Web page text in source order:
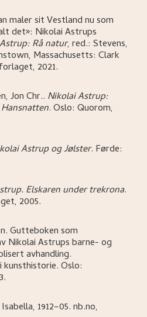
maler sit Vestland nu som
det»: Nikolai Astrups
Rå natur, red.: Stevens,
Massachusetts: Clark
2021.
Jon Chr.. Nikolai Astrup:
.Oslo: Quorom,
Astrup og Jølster. Førde:
Elskaren under trekrona.
2005.
.Gutteboken som
Nikolai Astrups barne- og
avhandling.
kunsthistorie.Oslo:
1912–05. nb.no,